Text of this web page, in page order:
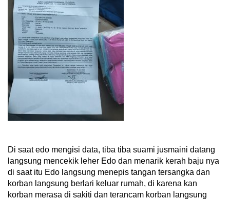
Di saat edo mengisi data, tiba tiba suami jusmaini datang
langsung mencekik leher Edo dan menarik kerah baju nya
di saat itu Edo langsung menepis tangan tersangka dan
korban langsung berlari keluar rumah, di karena kan
korban merasa di sakiti dan terancam korban langsung